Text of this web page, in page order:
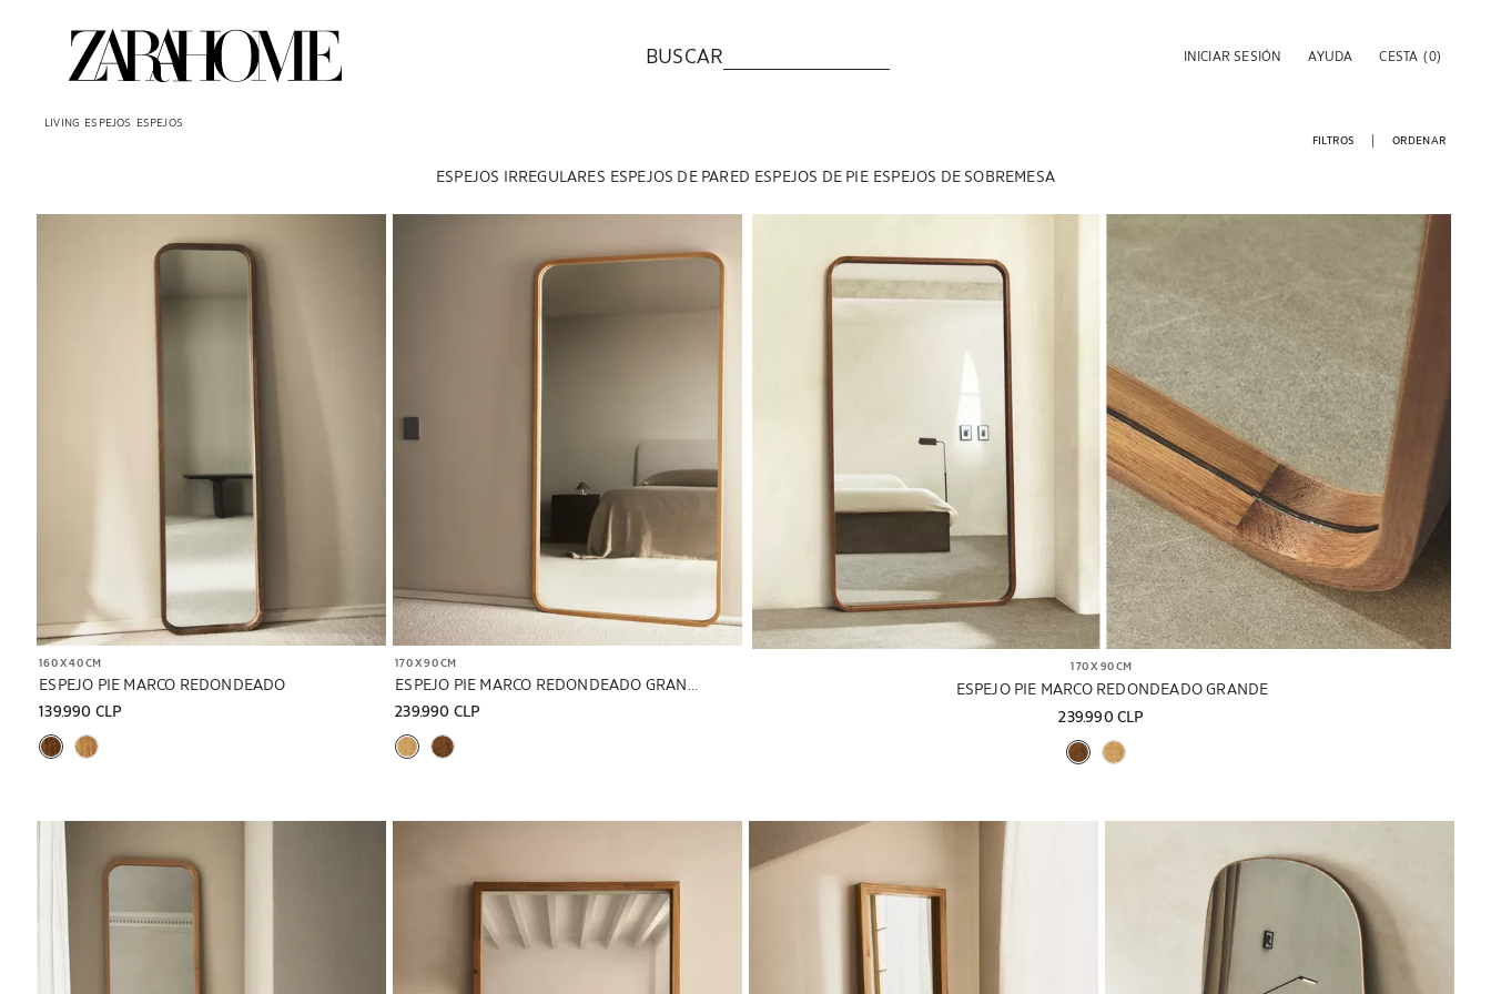
BUSCAR INICIAR SESIÓN AYUDA CESTA (0)
LIVING ESPEJOS ESPEJOS
ESPEJOS IRREGULARES ESPEJOS DE PARED ESPEJOS DE PIE ESPEJOS DE SOBREMESA
FILTROS ORDENAR
160 X 40 CM
ESPEJO PIE MARCO REDONDEADO
139.990 CLP
Imagen cambiada a 1 de 6
170 X 90 CM
ESPEJO PIE MARCO REDONDEADO GRANDE
239.990 CLP
Imagen cambiada a 1 de 5
170 X 90 CM
ESPEJO PIE MARCO REDONDEADO GRANDE
239.990 CLP
Imagen cambiada a 1 de 6 Imagen cambiada a 1 de 6 Imagen cambiada a 1 de 6 Imagen cambiada a 1 de 6